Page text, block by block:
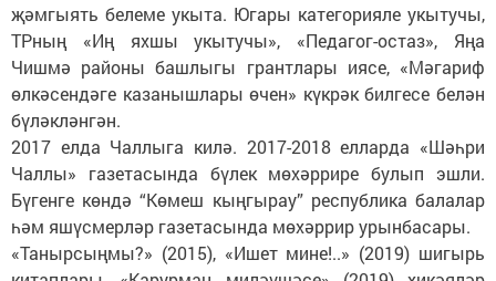
җәмгыять белеме укыта. Югары категорияле укытучы,
ТРның «Иң яхшы укытучы», «Педагог-остаз», Яңа
Чишмә районы башлыгы грантлары иясе, «Мәгариф
өлкәсендәге казанышлары өчен» күкрәк билгесе белән
бүләкләнгән.
2017 елда Чаллыга килә. 2017-2018 елларда «Шәһри
Чаллы» газетасында бүлек мөхәррире булып эшли.
Бүгенге көндә “Көмеш кыңгырау” республика балалар
һәм яшүсмерләр газетасында мөхәррир урынбасары.
«Танырсыңмы?» (2015), «Ишет мине!..» (2019) шигырь